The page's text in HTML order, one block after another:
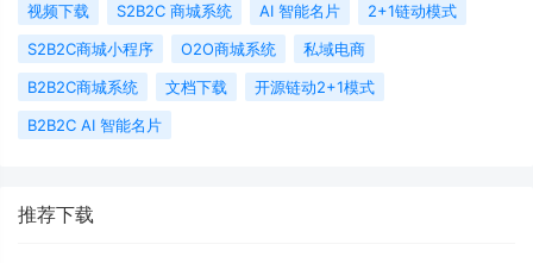
视频下载
S2B2C 商城系统 AI 智能名片
2+1链动模式
S2B2C商城小程序
O2O商城系统
私域电商
B2B2C商城系统
文档下载
开源链动2+1模式
B2B2C AI 智能名片
推荐下载